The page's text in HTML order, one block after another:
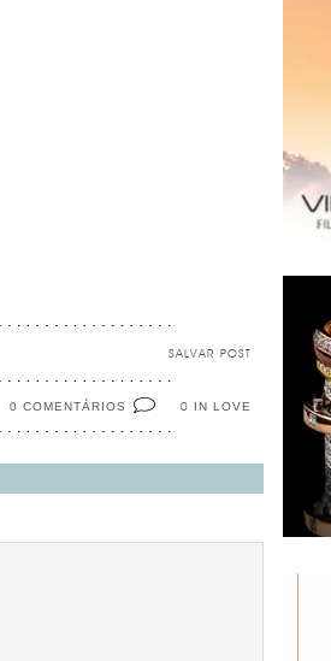
SALVAR POST
0 IN LOVE
0 COMENTÁRIOS